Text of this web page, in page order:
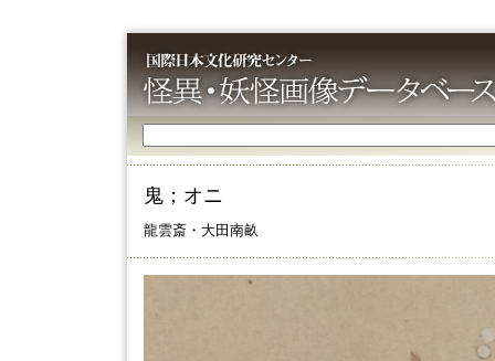
鬼；オニ
龍雲斎・大田南畝